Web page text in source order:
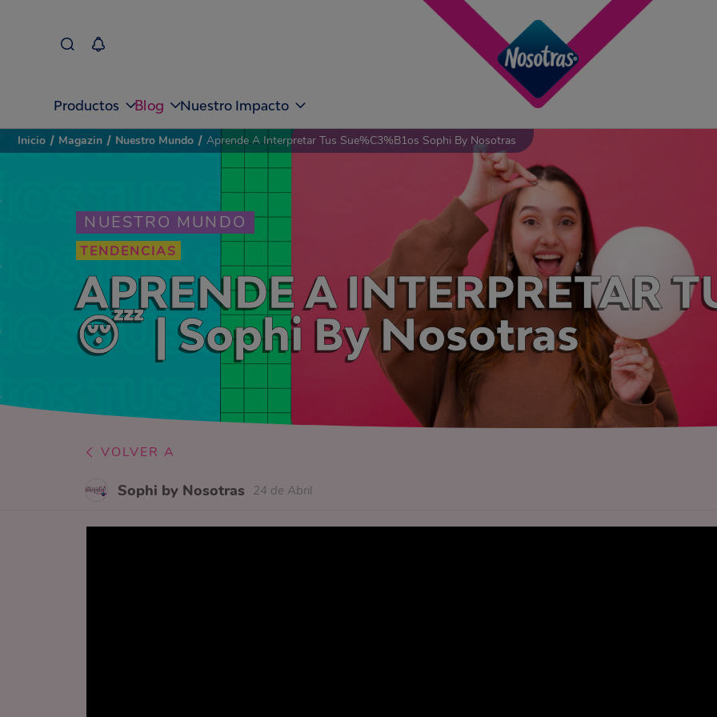
Productos Blog Nuestro Impacto
NUESTRO MUNDO
TENDENCIAS
APRENDE A INTERPRETAR
😴 | Sophi By Nosotras
Inicio / Magazin / Nuestro Mundo / Aprende A Interpretar Tus Sue%C3%B1os Sophi By Nosotras
VOLVER A
Sophi by Nosotras 24 de Abril